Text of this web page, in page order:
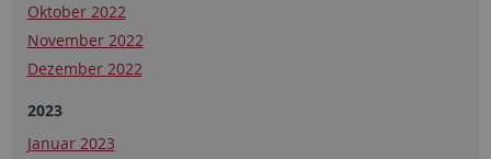
Oktober 2022
November 2022
Dezember 2022
2023
Januar 2023